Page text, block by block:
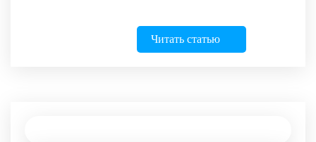
Читать статью